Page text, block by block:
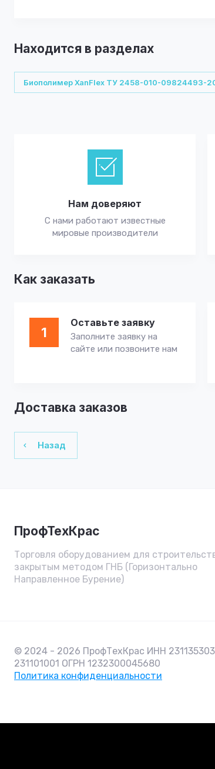
Находится в разделах
Биополимер XanFlex ТУ 2458-010-09824493-
Нам доверяют
С нами работают известные
мировые производители
Как заказать
1
Оставьте заявку
Заполните заявку на
сайте или позвоните нам
Доставка заказов
Назад
ПрофТехКрас
Торговля оборудованием для
закрытым методом ГНБ (Горизонтально
Направленное Бурение)
© 2024 - 2026 ПрофТехКрас ИНН
231101001 ОГРН 1232300045680
Политика конфиденциальности